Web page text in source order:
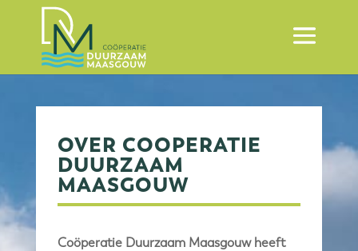
OVER COOPERATIE
DUURZAAM
MAASGOUW
Coöperatie Duurzaam Maasgouw heeft